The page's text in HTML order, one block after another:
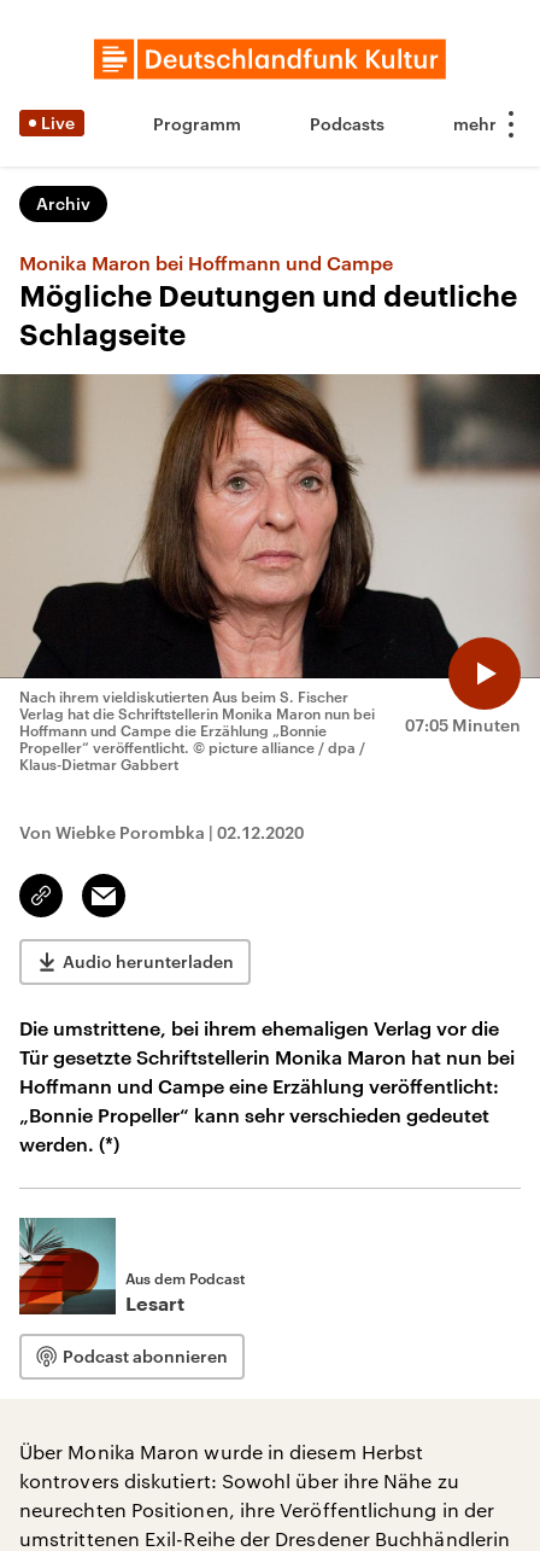
Live Programm Podcasts
Archiv
Monika Maron bei Hoffmann und Campe
Mögliche Deutungen und deutliche
Schlagseite
07:05 Minuten
Nach ihrem vieldiskutierten Aus beim S. Fischer
Verlag hat die Schriftstellerin Monika Maron nun bei
Hoffmann und Campe die Erzählung „Bonnie
Propeller“ veröffentlicht. © picture alliance / dpa /
Klaus-Dietmar Gabbert
Von Wiebke Porombka | 02.12.2020
Link
kopieren/teilen
Email
Audio herunterladen
Die umstrittene, bei ihrem ehemaligen Verlag vor die
Tür gesetzte Schriftstellerin Monika Maron hat nun bei
Hoffmann und Campe eine Erzählung veröffentlicht:
„Bonnie Propeller“ kann sehr verschieden gedeutet
werden. (*)
Aus dem Podcast
Lesart
Podcast abonnieren
Über Monika Maron wurde in diesem Herbst
kontrovers diskutiert: Sowohl über ihre Nähe zu
neurechten Positionen, ihre Veröffentlichung in der
umstrittenen Exil-Reihe der Dresdener Buchhändlerin